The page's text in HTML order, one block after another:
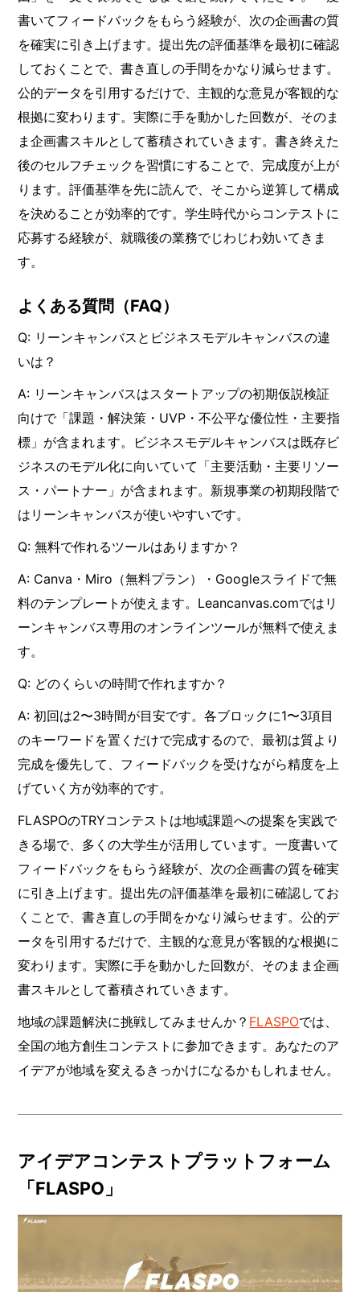
書いてフィードバックをもらう経験が、次の企画書の質
を確実に引き上げます。提出先の評価基準を最初に確認
しておくことで、書き直しの手間をかなり減らせます。
公的データを引用するだけで、主観的な意見が客観的な
根拠に変わります。実際に手を動かした回数が、そのま
ま企画書スキルとして蓄積されていきます。書き終えた
後のセルフチェックを習慣にすることで、完成度が上が
ります。評価基準を先に読んで、そこから逆算して構成
を決めることが効率的です。学生時代からコンテストに
応募する経験が、就職後の業務でじわじわ効いてきま
す。
よくある質問（FAQ）
Q: リーンキャンバスとビジネスモデルキャンバスの違
いは？
A: リーンキャンバスはスタートアップの初期仮説検証
向けで「課題・解決策・UVP・不公平な優位性・主要指
標」が含まれます。ビジネスモデルキャンバスは既存ビ
ジネスのモデル化に向いていて「主要活動・主要リソー
ス・パートナー」が含まれます。新規事業の初期段階で
はリーンキャンバスが使いやすいです。
Q: 無料で作れるツールはありますか？
A: Canva・Miro（無料プラン）・Googleスライドで無
料のテンプレートが使えます。Leancanvas.comではリ
ーンキャンバス専用のオンラインツールが無料で使えま
す。
Q: どのくらいの時間で作れますか？
A: 初回は2〜3時間が目安です。各ブロックに1〜3項目
のキーワードを置くだけで完成するので、最初は質より
完成を優先して、フィードバックを受けながら精度を上
げていく方が効率的です。
FLASPOのTRYコンテストは地域課題への提案を実践で
きる場で、多くの大学生が活用しています。一度書いて
フィードバックをもらう経験が、次の企画書の質を確実
に引き上げます。提出先の評価基準を最初に確認してお
くことで、書き直しの手間をかなり減らせます。公的デ
ータを引用するだけで、主観的な意見が客観的な根拠に
変わります。実際に手を動かした回数が、そのまま企画
書スキルとして蓄積されていきます。
地域の課題解決に挑戦してみませんか？ FLASPOでは、
全国の地方創生コンテストに参加できます。あなたのア
イデアが地域を変えるきっかけになるかもしれません。
アイデアコンテストプラットフォーム
「FLASPO」